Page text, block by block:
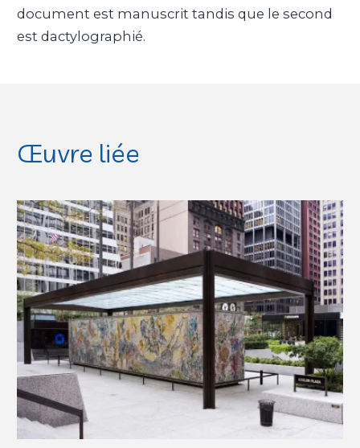
document est manuscrit tandis que le second
est dactylographié.
Œuvre liée